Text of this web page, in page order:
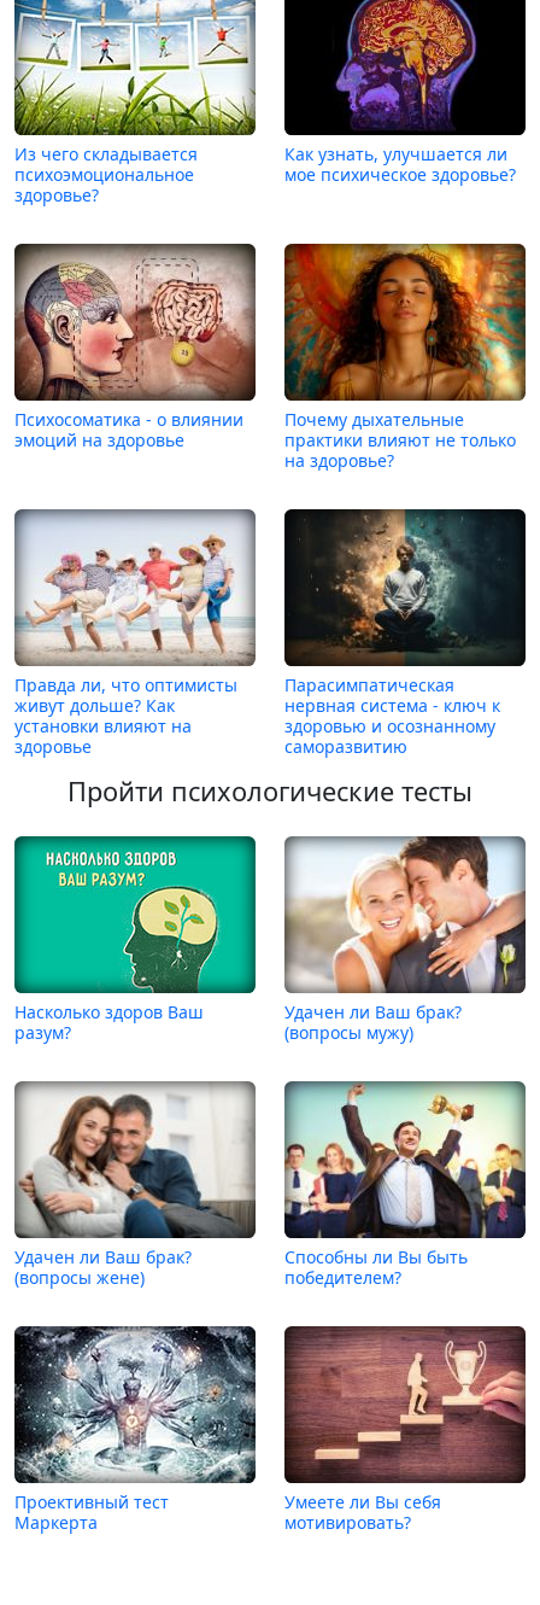
Из чего складывается
психоэмоциональное
здоровье?
Как узнать, улучшается ли
мое психическое здоровье?
Психосоматика - о влиянии
эмоций на здоровье
Почему дыхательные
практики влияют не только
на здоровье?
Правда ли, что оптимисты
живут дольше? Как
установки влияют на
здоровье
Парасимпатическая
нервная система - ключ к
здоровью и осознанному
саморазвитию
Пройти психологические тесты
Насколько здоров Ваш
разум?
Удачен ли Ваш брак?
(вопросы мужу)
Удачен ли Ваш брак?
(вопросы жене)
Способны ли Вы быть
победителем?
Проективный тест
Маркерта
Умеете ли Вы себя
мотивировать?